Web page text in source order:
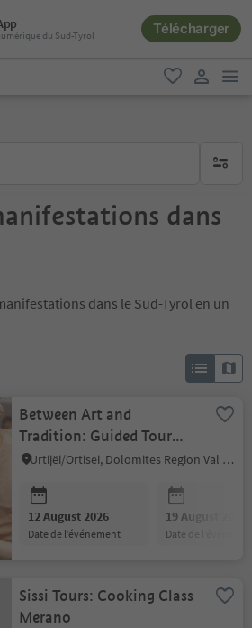
du Sud-Tyrol Télécharger
favori
aucun
dans
dans le Sud-Tyrol en un
Between Art and
Tradition: Guided Tour
with Aperitif
Urtijëi/Ortisei, Dolomites Region Val Gardena
12 August 2026
date de l’événement
19 August 2026
date de
Sissi Tours: Cooking Class
Merano